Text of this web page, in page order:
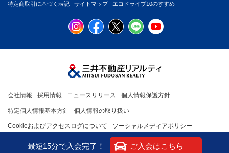
特定商取引に基づく表記
サイトマップ エコドライブ10のすすめ
会社情報 採用情報 ニュースリリース 個人情報保護方針
特定個人情報基本方針 個人情報の取り扱い
Cookieおよびアクセスログについて ソーシャルメディアポリシー
Copyright (C) MITSUI FUDOSAN REALTY CO.,LTD. All rights reserved.
最短15分で入会完了！ ご入会はこちら